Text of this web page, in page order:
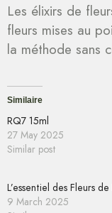
Les élixirs de
fleurs mises au
la méthode sans
Similaire
RQ7 15ml
27 May 2025
Similar post
L’essentiel des Fleurs de
9 March 2025